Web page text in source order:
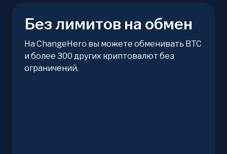
Без лимитов на обмен
На ChangeHero вы можете обменивать BTC
и более 300 других криптовалют без
ограничений.